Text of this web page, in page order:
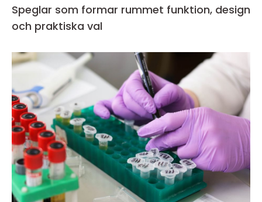
Speglar som formar rummet funktion, design
och praktiska val